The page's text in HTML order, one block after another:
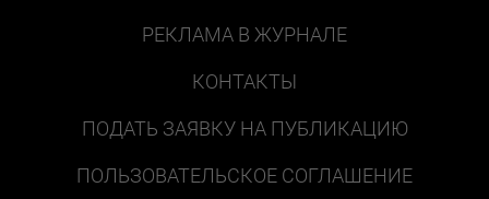
РЕКЛАМА В ЖУРНАЛЕ
КОНТАКТЫ
ПОДАТЬ ЗАЯВКУ НА ПУБЛИКАЦИЮ
ПОЛЬЗОВАТЕЛЬСКОЕ СОГЛАШЕНИЕ